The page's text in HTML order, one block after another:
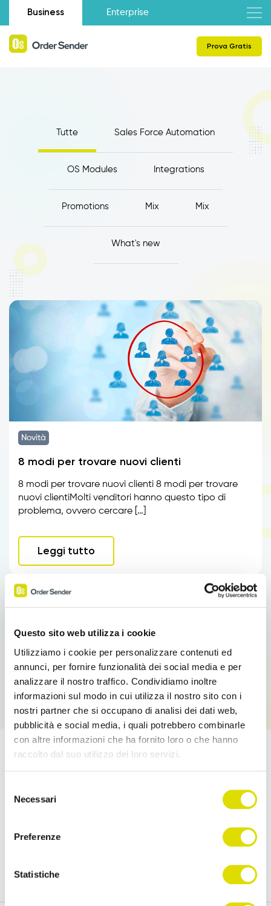
Questo sito web utilizza i cookie
Utilizziamo i cookie per personalizzare contenuti ed
annunci, per fornire funzionalità dei social media e per
analizzare il nostro traffico. Condividiamo inoltre
informazioni sul modo in cui utilizza il nostro sito con i
nostri partner che si occupano di analisi dei dati web,
pubblicità e social media, i quali potrebbero combinarle
con altre informazioni che ha fornito loro o che hanno
raccolto dal suo utilizzo dei loro servizi.
all'informativa:
https://www.ordersender.com/cookie-
delNecessari
Preferenze
Statistiche
Business Enterprise
Prova Gratis
Tutte Sales Force Automation
OS Modules Integrations
Promotions Mix Mix
What's new
Novità
8 modi per trovare nuovi clienti
8 modi per trovare nuovi clienti 8 modi per trovare
nuovi clientiMolti venditori hanno questo tipo di
problema, ovvero cercare […]
Leggi tutto
Prova l'App Order Sender gratis, nella sua